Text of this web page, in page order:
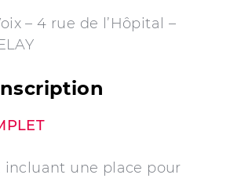
– 4 rue de l’Hôpital –
incluant une place pour